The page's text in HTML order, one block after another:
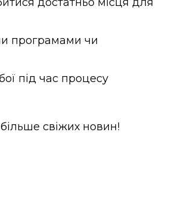
програмами чи
під час процесу
свіжих новин!